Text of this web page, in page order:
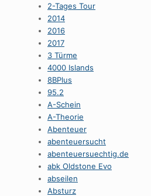
2-Tages Tour
2014
2016
2017
3 Türme
4000 Islands
8BPlus
95.2
A-Schein
A-Theorie
Abenteuer
abenteuersucht
abenteuersuechtig.de
abk Oldstone Evo
abseilen
Absturz